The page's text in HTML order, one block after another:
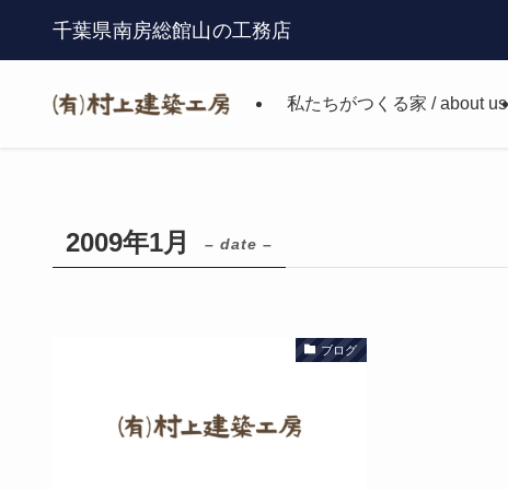
千葉県南房総館山の工務店
私たちがつくる家 / about us
2009年1月 – date –
ブログ